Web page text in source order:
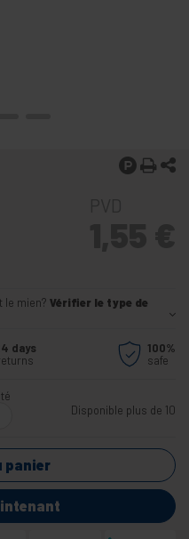
le mien? Vérifier le type de
days
100%
safe
Disponible plus de 10
panier